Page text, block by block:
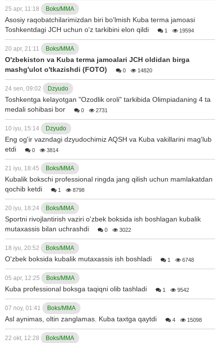
25 apr, 11:18 Boks/MMA
Asosiy raqobatchilarimizdan biri bo'lmish Kuba terma jamoasi
Toshkentdagi JCH uchun o'z tarkibini elon qildi
1 19594
20 apr, 21:11 Boks/MMA
O'zbekiston va Kuba terma jamoalari JCH oldidan birga
mashg'ulot o'tkazishdi (FOTO)
0 14820
24 sen, 09:02 Dzyudo
Toshkentga kelayotgan "Ozodlik oroli" tarkibida Olimpiadaning 4 ta
medali sohibasi bor
0 2731
10 iyu, 15:14 Dzyudo
Eng og'ir vazndagi dzyudochimiz AQSH va Kuba vakillarini mag'lub
etdi
0 3814
21 iyu, 18:45 Boks/MMA
Kubalik bokschi professional ringda jang qilish uchun mamlakatdan
qochib ketdi
1 8798
20 iyu, 18:24 Boks/MMA
Sportni rivojlantirish vaziri o'zbek boksida ish boshlagan kubalik
mutaxassis bilan uchrashdi
0 3022
18 iyu, 20:52 Boks/MMA
O'zbek boksida kubalik mutaxassis ish boshladi 1 6748
05 apr, 12:25 Boks/MMA
Kuba professional boksga taqiqni olib tashladi 1 9542
07 noy, 01:41 Boks/MMA
Asl aynimas, oltin zanglamas. Kuba taxtga qaytdi 4 15098
22 okt, 12:28 Boks/MMA